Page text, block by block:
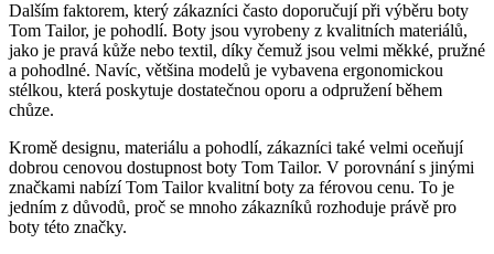
Dalším faktorem, který zákazníci často doporučují při⁤ výběru boty ​
Tom Tailor, je pohodlí.‌ Boty​ jsou vyrobeny z ‍kvalitních materiálů,
jako⁣ je pravá kůže‌ nebo textil, díky čemuž jsou ‌velmi měkké, pružné
a pohodlné.‍ Navíc, většina modelů je vybavena⁣ ergonomickou
stélkou, která⁢ poskytuje dostatečnou oporu a odpružení během
chůze.‌
Kromě designu, materiálu a pohodlí, zákazníci také velmi⁢ oceňují
dobrou cenovou dostupnost⁣ boty Tom Tailor. V porovnání s jinými⁣
značkami nabízí ‌Tom Tailor kvalitní ​boty za férovou cenu.​ To je
jedním ⁤z důvodů, proč ⁤se mnoho zákazníků rozhoduje právě⁢ pro
boty této ⁤značky.